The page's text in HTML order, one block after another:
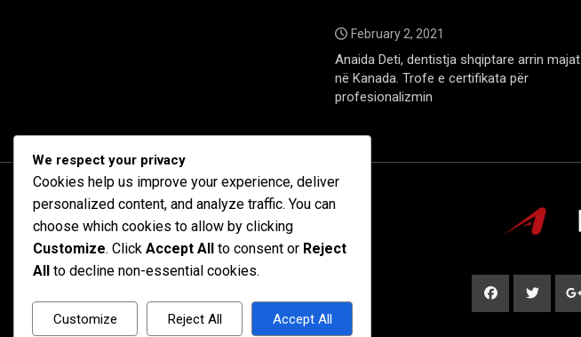
February 2, 2021
Anaida Deti, dentistja shqiptare arrin majat
në Kanada. Trofe e certifikata për
profesionalizmin
We respect your privacy
Cookies help us improve your experience, deliver
personalized content, and analyze traffic. You can
choose which cookies to allow by clicking
Customize. Click Accept All to consent or Reject
All
to decline non-essential cookies.
Customize Reject All Accept All